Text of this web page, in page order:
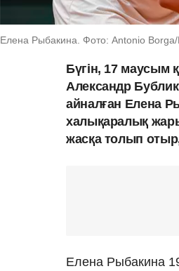
Елена Рыбакина. Фото: Antonio
Бүгін, 17 маусым
Александр
айналған Елена
халықаралық
жасқа толып
Елена Рыбакина